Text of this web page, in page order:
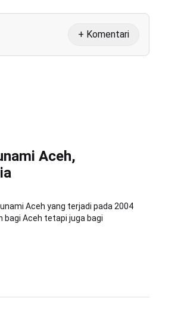
+ Komentari
Aceh,
Aceh yang terjadi pada 2004
Aceh tetapi juga bagi